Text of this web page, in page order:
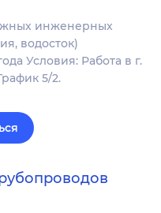
инженерных
водосток)
Условия: Работа в г.
5/2.